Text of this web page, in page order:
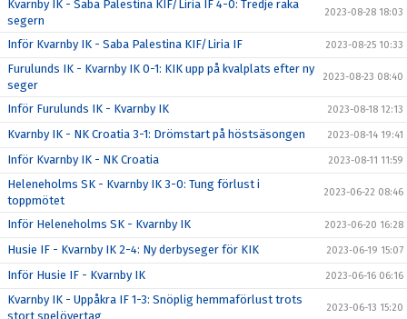
Kvarnby IK - Saba Palestina KIF/Liria IF 4-0: Tredje raka
segern
2023-08-28 18:03
Inför Kvarnby IK - Saba Palestina KIF/Liria IF 2023-08-25 10:33
Furulunds IK - Kvarnby IK 0-1: KIK upp på kvalplats efter ny
seger
2023-08-23 08:40
Inför Furulunds IK - Kvarnby IK 2023-08-18 12:13
Kvarnby IK - NK Croatia 3-1: Drömstart på höstsäsongen 2023-08-14 19:41
Inför Kvarnby IK - NK Croatia 2023-08-11 11:59
Heleneholms SK - Kvarnby IK 3-0: Tung förlust i
toppmötet
2023-06-22 08:46
Inför Heleneholms SK - Kvarnby IK 2023-06-20 16:28
Husie IF - Kvarnby IK 2-4: Ny derbyseger för KIK 2023-06-19 15:07
Inför Husie IF - Kvarnby IK 2023-06-16 06:16
Kvarnby IK - Uppåkra IF 1-3: Snöplig hemmaförlust trots
stort spelövertag
2023-06-13 15:20